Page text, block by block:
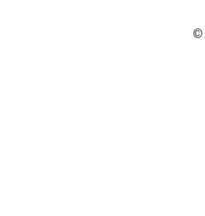
©